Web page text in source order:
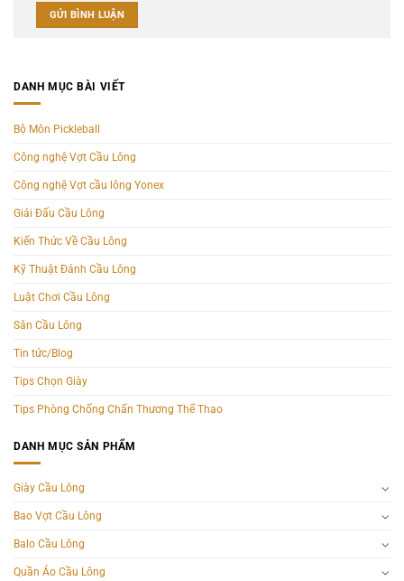
DANH MỤC BÀI VIẾT
Bộ Môn Pickleball
Công nghệ Vợt Cầu Lông
Công nghệ Vợt cầu lông Yonex
Giải Đấu Cầu Lông
Kiến Thức Về Cầu Lông
Kỹ Thuật Đánh Cầu Lông
Luật Chơi Cầu Lông
Sân Cầu Lông
Tin tức/Blog
Tips Chọn Giày
Tips Phòng Chống Chấn Thương Thể Thao
DANH MỤC SẢN PHẨM
Giày Cầu Lông
Bao Vợt Cầu Lông
Balo Cầu Lông
Quần Áo Cầu Lông